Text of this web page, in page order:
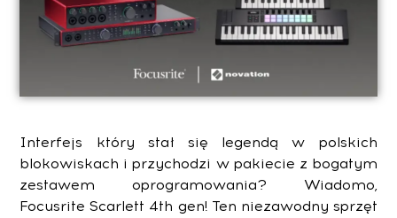
Interfejs który stał się legendą w polskich
blokowiskach i przychodzi w pakiecie z bogatym
zestawem oprogramowania? Wiadomo,
Focusrite Scarlett 4th gen! Ten niezawodny sprzęt